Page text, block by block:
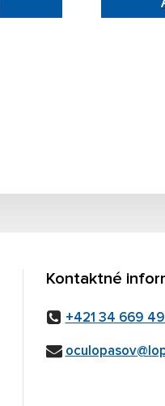
Kontaktné
+421 34 669